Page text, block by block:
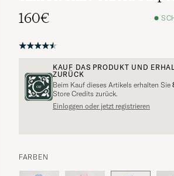
160€
KAUF DAS PRODUKT UND
ZURÜCK
Beim Kauf dieses Artikels erhalten Sie
Store Credits zurück.
Einloggen oder jetzt registrieren
FARBEN